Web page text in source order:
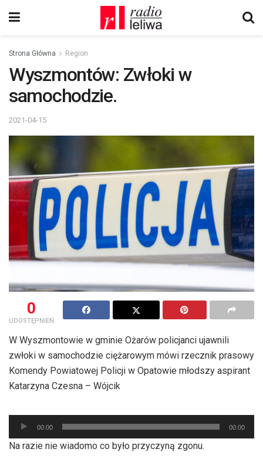
Strona Główna Region
Wyszmontów: Zwłoki w
samochodzie.
2021-04-15
0
UDOSTĘPNIEŃ
W Wyszmontowie w gminie Ożarów policjanci ujawnili
zwłoki w samochodzie ciężarowym mówi rzecznik prasowy
Komendy Powiatowej Policji w Opatowie młodszy aspirant
Katarzyna Czesna – Wójcik
Odtwarzacz
plików
dźwiękowych
00:00 00:00
Na razie nie wiadomo co było przyczyną zgonu.